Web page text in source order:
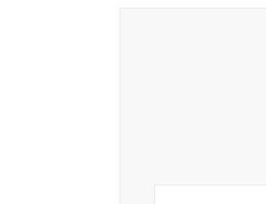
속에서도 하염없
곳으로, 더 높은 곳
무거움은 어떤 것
끼스럽고 아름답